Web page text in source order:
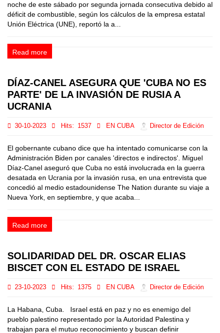
noche de este sábado por segunda jornada consecutiva debido al
déficit de combustible, según los cálculos de la empresa estatal
Unión Eléctrica (UNE), reportó la a...
Read more
DÍAZ-CANEL ASEGURA QUE 'CUBA NO ES
PARTE' DE LA INVASIÓN DE RUSIA A
UCRANIA
30-10-2023 Hits: 1537 EN CUBA Director de Edición
El gobernante cubano dice que ha intentado comunicarse con la
Administración Biden por canales 'directos e indirectos'. Miguel
Díaz-Canel aseguró que Cuba no está involucrada en la guerra
desatada en Ucrania por la invasión rusa, en una entrevista que
concedió al medio estadounidense The Nation durante su viaje a
Nueva York, en septiembre, y que acaba...
Read more
SOLIDARIDAD DEL DR. OSCAR ELIAS
BISCET CON EL ESTADO DE ISRAEL
23-10-2023 Hits: 1375 EN CUBA Director de Edición
La Habana, Cuba. Israel está en paz y no es enemigo del
pueblo palestino representado por la Autoridad Palestina y
trabajan para el mutuo reconocimiento y buscan definir